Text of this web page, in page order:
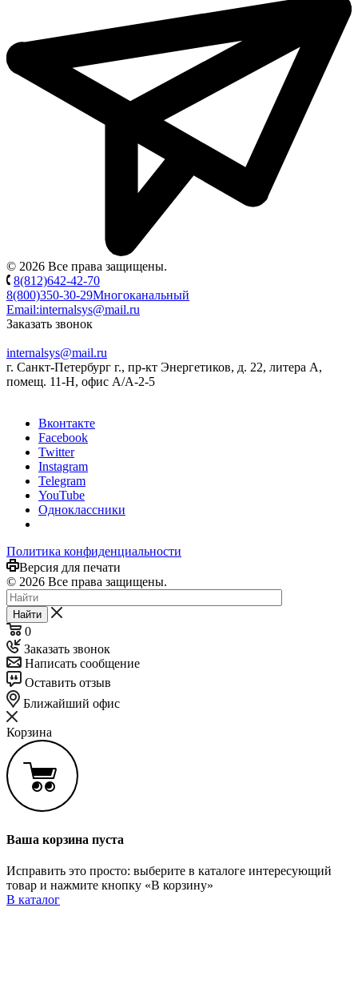
© 2026 Все права защищены.
8(812)642-42-70
8(800)350-30-29Многоканальный
Email:internalsys@mail.ru
Заказать звонок
internalsys@mail.ru
г. Санкт-Петербург г., пр-кт Энергетиков, д. 22, литера А,
помещ. 11-Н, офис А/А-2-5
Вконтакте
Facebook
Twitter
Instagram
Telegram
YouTube
Одноклассники
Политика конфиденциальности
Версия для печати
© 2026 Все права защищены.
Найти
0
Заказать звонок
Написать сообщение
Оставить отзыв
Ближайший офис
Корзина
Ваша корзина пуста
Исправить это просто: выберите в каталоге интересующий
товар и нажмите кнопку «В корзину»
В каталог